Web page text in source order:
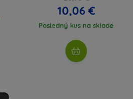
10,06 €
Posledný kus na sklade